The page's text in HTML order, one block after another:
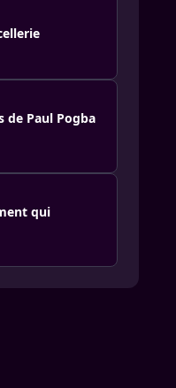
de Paul Pogba
qui